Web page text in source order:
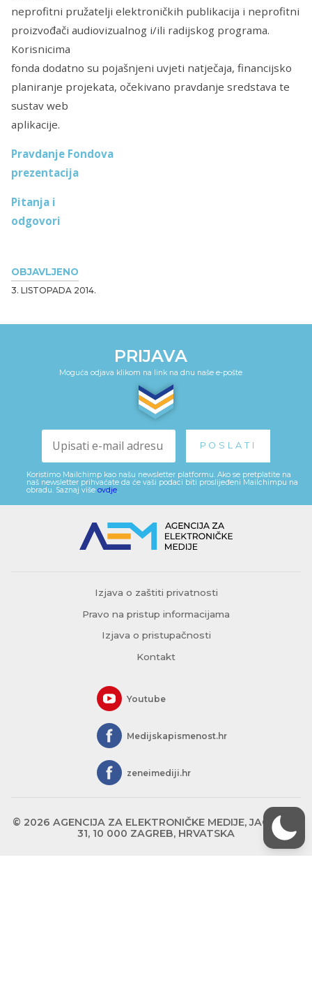
OBJAVLJENO
3. LISTOPADA 2014.
neprofitni pružatelji elektroničkih publikacija i neprofitni
proizvođači audiovizualnog i/ili radijskog programa.
Korisnicima
fonda dodatno su pojašnjeni uvjeti natječaja, financijsko
planiranje projekata, očekivano pravdanje sredstava te
sustav web
aplikacije.
Pravdanje Fondova
prezentacija
Pitanja i
odgovori
PRIJAVA
Moguća odjava klikom na link na dnu naše e-pošte
Koristimo Mailchimp kao našu newsletter platformu. Ako se pretplatite na
naš newsletter prihvaćate da će vaši podaci biti proslijeđeni Mailchimpu na
obradu. Saznaj više ovdje.
Izjava o zaštiti privatnosti
Pravo na pristup informacijama
Izjava o pristupačnosti
Kontakt
Youtube
Medijskapismenost.hr
zeneimediji.hr
© 2026 AGENCIJA ZA ELEKTRONIČKE MEDIJE, JAGIĆEVA
31, 10 000 ZAGREB, HRVATSKA